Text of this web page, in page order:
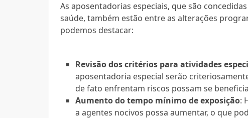
As aposentadorias especiais, que são
saúde, também estão entre as alterações
podemos destacar:
Revisão dos critérios para atividades
aposentadoria especial serão
de fato enfrentam riscos possam se
Aumento do tempo mínimo de exposição:
a agentes nocivos possa aumentar, o que